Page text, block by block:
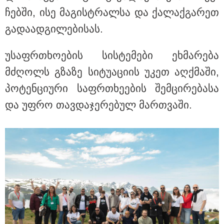
კონფლიქტები
ჩებ­ში, ისე მა­გის­ტრალ­სა და ქა­ლაქ­გა­რეთ
გა­და­ად­გი­ლე­ბი­სას.
უსაფრ­თხო­ე­ბის სის­ტე­მე­ბი ეხ­მა­რე­ბა
მძღოლს გზა­ზე სი­ტუ­ა­ცი­ის უკეთ აღ­ქმა­ში,
პო­ტენ­ცი­უ­რი საფრ­თხე­ე­ბის შემ­ცი­რე­ბა­სა
და უფრო თავ­და­ჯე­რე­ბულ მარ­თვა­ში.